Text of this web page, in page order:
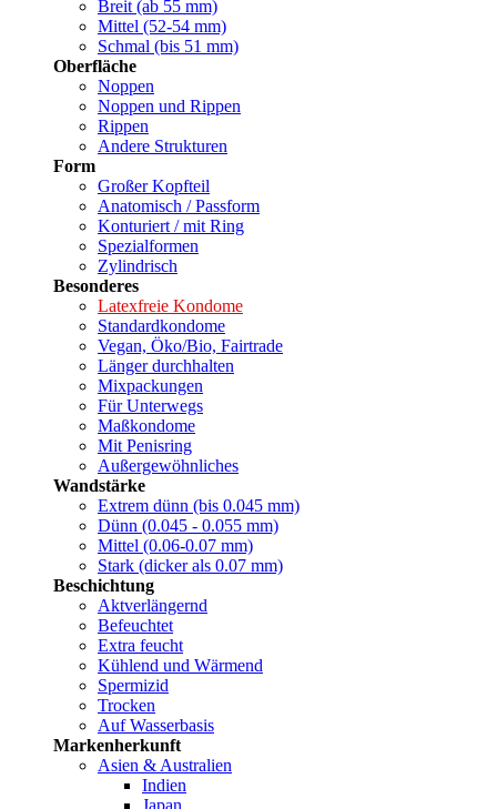
Breit (ab 55 mm)
Mittel (52-54 mm)
Schmal (bis 51 mm)
Oberfläche
Noppen
Noppen und Rippen
Rippen
Andere Strukturen
Form
Großer Kopfteil
Anatomisch / Passform
Konturiert / mit Ring
Spezialformen
Zylindrisch
Besonderes
Latexfreie Kondome
Standardkondome
Vegan, Öko/Bio, Fairtrade
Länger durchhalten
Mixpackungen
Für Unterwegs
Maßkondome
Mit Penisring
Außergewöhnliches
Wandstärke
Extrem dünn (bis 0.045 mm)
Dünn (0.045 - 0.055 mm)
Mittel (0.06-0.07 mm)
Stark (dicker als 0.07 mm)
Beschichtung
Aktverlängernd
Befeuchtet
Extra feucht
Kühlend und Wärmend
Spermizid
Trocken
Auf Wasserbasis
Markenherkunft
Asien & Australien
Indien
Japan